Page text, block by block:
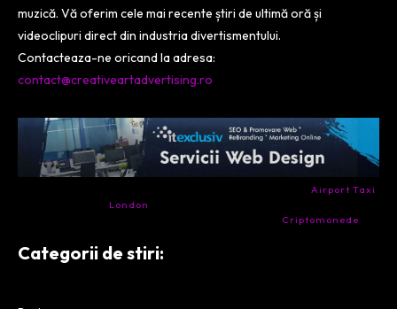
muzică. Vă oferim cele mai recente știri de ultimă oră și
videoclipuri direct din industria divertismentului.
Contacteaza-ne oricand la adresa:
contact@creativeartadvertising.ro
Airport Taxi
London
Criptomonede
Categorii de stiri: